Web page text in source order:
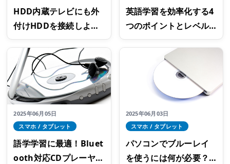
HDD内蔵テレビにも外
付けHDDを接続しよ
う！番組録画におすす
めの外付けHDD5選
英語学習を効率化する4
つのポイントとレベル
別の効果的な勉強法
2025年06月05日
スマホ / タブレット
語学学習に最適！Bluet
ooth対応CDプレーヤー
2025年06月03日
スマホ / タブレット
パソコンでブルーレイ
を使うには何が必要？